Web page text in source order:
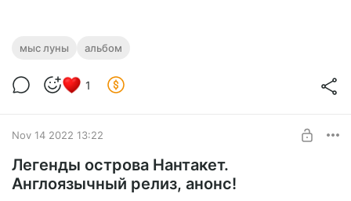
мыс луны альбом
1
Nov 14 2022 13:22
Легенды острова Нантакет.
Англоязычный релиз, анонс!